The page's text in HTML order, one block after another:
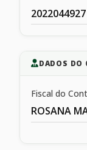
2022044927
DADOS DO
Fiscal do
ROSANA